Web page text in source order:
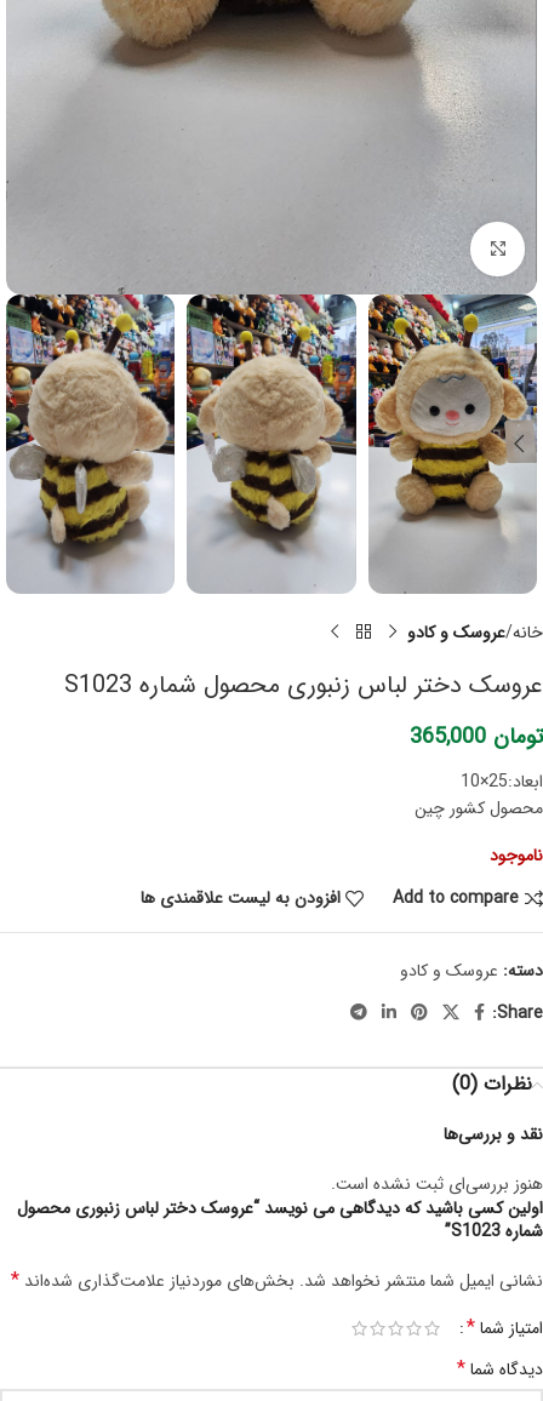
برای بزرگنمایی کلیک کنید
خانه عروسک و کادو
عروسک دختر لباس زنبوری محصول شماره S1023
تومان
ابعاد:25×10
محصول کشور چین
ناموجود
Add to compare
افزودن به لیست علاقمندی ها
دسته: عروسک و کادو
Share:
نظرات (0)
نقد و بررسی‌ها
هنوز بررسی‌ای ثبت نشده است.
اولین کسی باشید که دیدگاهی می نویسد “عروسک دختر لباس زنبوری محصول
شماره S1023”
نشانی ایمیل شما منتشر نخواهد شد. بخش‌های موردنیاز علامت‌گذاری شده‌اند *
امتیاز شما*
دیدگاه شما*